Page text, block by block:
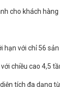
cho khách
hạn với chỉ 56
chiều cao 4,5
tích đa dạng